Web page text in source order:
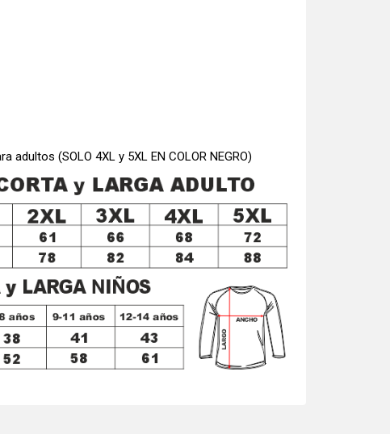
(SOLO 4XL y 5XL EN COLOR NEGRO)